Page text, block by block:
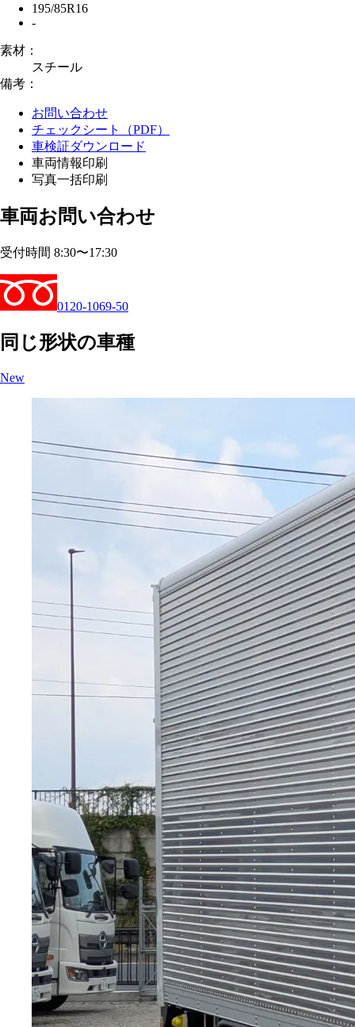
195/85R16
-
素材：
スチール
備考：
お問い合わせ
チェックシート（PDF）
車検証ダウンロード
車両情報印刷
写真一括印刷
車両お問い合わせ
受付時間 8:30〜17:30
0120-1069-50
同じ形状の車種
New